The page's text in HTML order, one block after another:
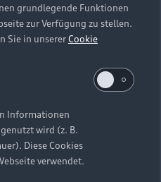
Hinweisgebersystem
Einstellungen
und Anordnung der
Abbildungen auf dieser
grundlegende Funktionen
zur Verfügung zu stellen.
Sie in unsererCookie
Informationen
wird (z. B.
Diese Cookies
verwendet.